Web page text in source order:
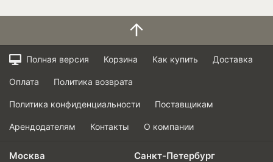
Полная версия Корзина Как купить Доставка
Оплата Политика возврата
Политика конфиденциальности Поставщикам
Арендодателям Контакты О компании
Москва
Санкт-Петербург